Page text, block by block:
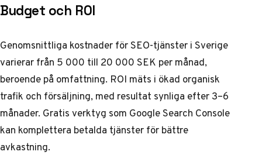
Budget och ROI
Genomsnittliga kostnader för SEO-tjänster i Sverige
varierar från 5 000 till 20 000 SEK per månad,
beroende på omfattning. ROI mäts i ökad organisk
trafik och försäljning, med resultat synliga efter 3–6
månader. Gratis verktyg som Google Search Console
kan komplettera betalda tjänster för bättre
avkastning.